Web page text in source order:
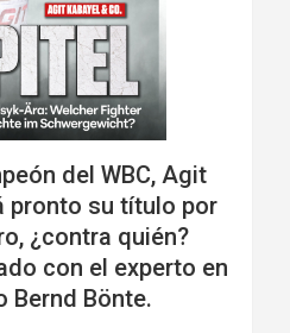
del WBC, Agit
pronto su título por
¿contra quién?
con el experto en
Bernd Bönte.